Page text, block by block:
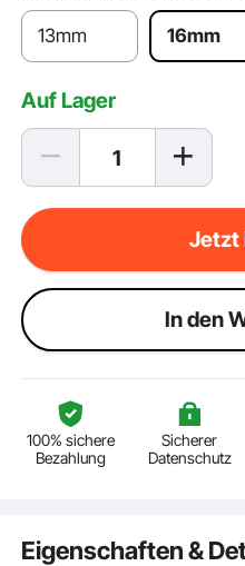
13mm 16mm
Auf Lager
Jetzt
ln den
100% sichere
Bezahlung
Sicherer
Datenschutz
Eigenschaften &